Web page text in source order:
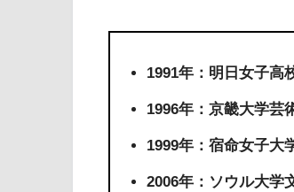
1991年：明日女子高
1996年：京畿大学芸
1999年：宿命女子大
2006年：ソウル大学